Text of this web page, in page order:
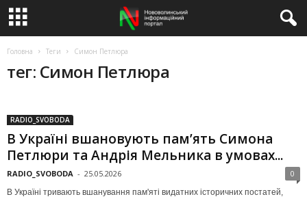
Головна Теги Симон Петлюра
тег: Симон Петлюра
RADIO_SVOBODA
В Україні вшановують пам’ять Симона
Петлюри та Андрія Мельника в умовах...
RADIO_SVOBODA - 25.05.2026 0
В Україні тривають вшанування пам'яті видатних історичних постатей,